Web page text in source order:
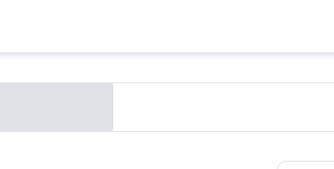
image : « Ne vous laissez